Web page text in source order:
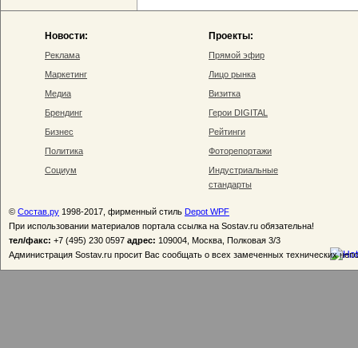
Новости:
Реклама
Маркетинг
Медиа
Брендинг
Бизнес
Политика
Социум
Проекты:
Прямой эфир
Лицо рынка
Визитка
Герои DIGITAL
Рейтинги
Фоторепортажи
Индустриальные
стандарты
© Состав.ру 1998-2017, фирменный стиль Depot WPF
При использовании материалов портала ссылка на Sostav.ru обязательна!
тел/факс: +7 (495) 230 0597 адрес: 109004, Москва, Полковая 3/3
Администрация Sostav.ru просит Вас сообщать о всех замеченных технических